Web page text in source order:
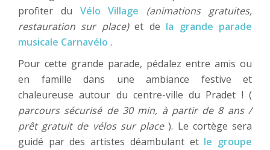
profiter du Vélo Village (animations gratuites,
restauration sur place)et de la grande parade
musicale Carnavélo .
Pour cette grande parade, pédalez entre amis ou
en famille dans une ambiance festive et
chaleureuse autour du centre-ville du Pradet ! (
parcours sécurisé de 30 min, à partir de 8 ans /
prêt gratuit de vélos sur place). Le cortège sera
guidé par des artistes déambulant et le groupe